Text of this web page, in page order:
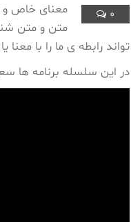
0
معنای خاص و
متن و متن
تواند رابطه ی ما را با
در این سلسله برنامه ها